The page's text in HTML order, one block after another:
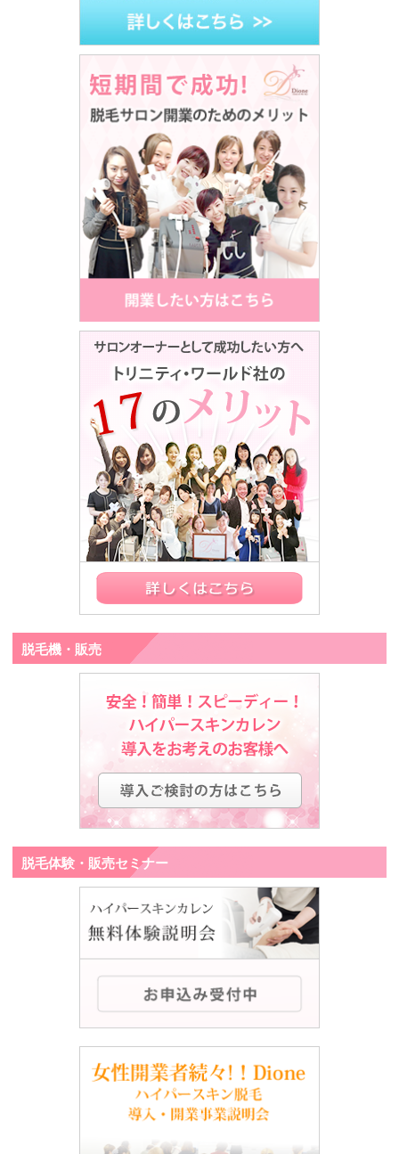
脱毛機・販売
脱毛体験・販売セミナー